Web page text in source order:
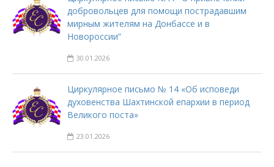
добровольцев для помощи пострадавшим
мирным жителям на Донбассе и в
Новороссии”
30.01.2026
Циркулярное письмо № 14 «Об исповеди
духовенства Шахтинской епархии в период
Великого поста»
23.01.2026